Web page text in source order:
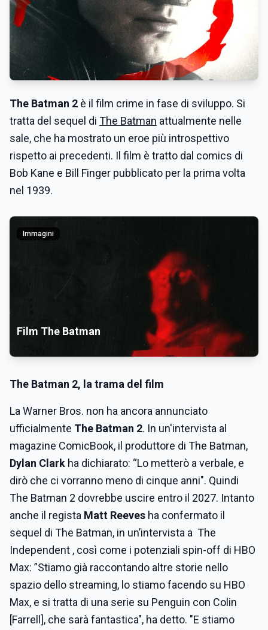
The Batman 2 è il film crime in fase di sviluppo. Si
tratta del sequel di The Batman attualmente nelle
sale, che ha mostrato un eroe più introspettivo
rispetto ai precedenti. Il film è tratto dal comics di
Bob Kane e Bill Finger pubblicato per la prima volta
nel 1939.
Immagini
Film The Batman
The Batman 2, la trama del film
La Warner Bros. non ha ancora annunciato
ufficialmente The Batman 2. In un'intervista al
magazine ComicBook, il produttore di The Batman,
Dylan Clark ha dichiarato: “Lo metterò a verbale, e
dirò che ci vorranno meno di cinque anni". Quindi
The Batman 2 dovrebbe uscire entro il 2027. Intanto
anche il regista Matt Reeves ha confermato il
sequel di The Batman, in un’intervista a The
Independent , così come i potenziali spin-off di HBO
Max: ”Stiamo già raccontando altre storie nello
spazio dello streaming, lo stiamo facendo su HBO
Max, e si tratta di una serie su Penguin con Colin
[Farrell], che sarà fantastica", ha detto. "E stiamo